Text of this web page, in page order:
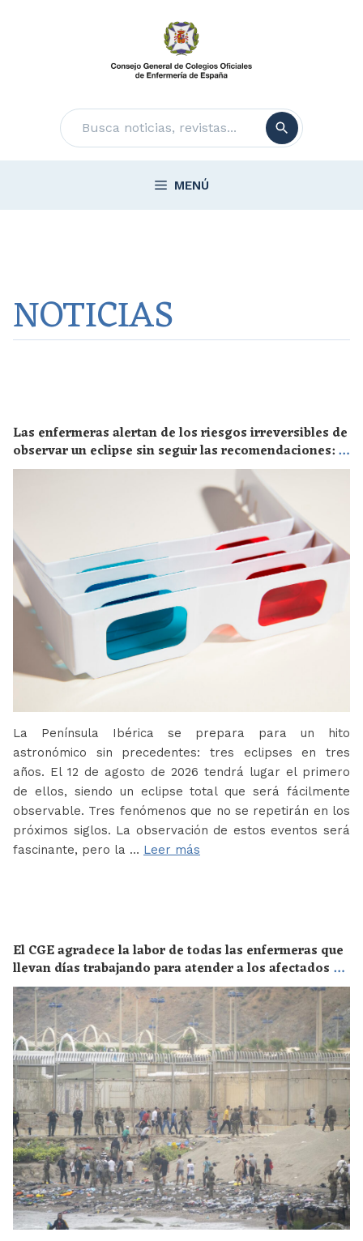
Buscar
MENÚ
NOTICIAS
Las enfermeras alertan de los riesgos irreversibles de
observar un eclipse sin seguir las recomendaciones: la
retinopatía solar es el mayor de los peligros
La Península Ibérica se prepara para un hito
astronómico sin precedentes: tres eclipses en tres
años. El 12 de agosto de 2026 tendrá lugar el primero
de ellos, siendo un eclipse total que será fácilmente
observable. Tres fenómenos que no se repetirán en los
próximos siglos. La observación de estos eventos será
fascinante, pero la … Leer más
El CGE agradece la labor de todas las enfermeras que
llevan días trabajando para atender a los afectados de
la crisis migratoria de Ceuta